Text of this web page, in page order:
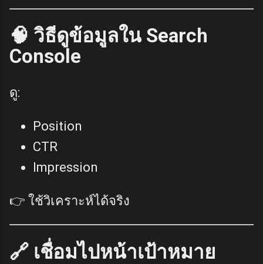
🧠 วิธีดูข้อมูลใน Search
Console
ดู:
Position
CTR
Impression
👉 ใช้วิเคราะห์ได้จริง
🔗 เชื่อมไปหน้าเป้าหมาย